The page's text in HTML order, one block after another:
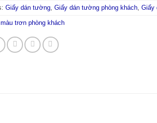
Giấy dán tường, Giấy dán tường phòng khách, Giấy
trơn phòng khách